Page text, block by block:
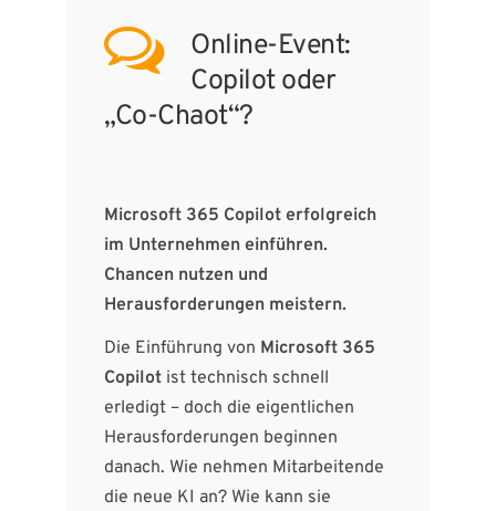
Online-Event:
Copilot oder
„Co-Chaot“?
Microsoft 365 Copilot erfolgreich
im Unternehmen einführen.
Chancen nutzen und
Herausforderungen meistern.
Die Einführung von Microsoft 365
Copilot ist technisch schnell
erledigt – doch die eigentlichen
Herausforderungen beginnen
danach. Wie nehmen Mitarbeitende
die neue KI an? Wie kann sie